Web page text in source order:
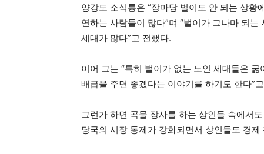
양강도 소식통은 “장마당 벌이도 안 되는 상
연하는 사람들이 많다”며 “벌이가 그나마 되
세대가 많다”고 전했다.
이어 그는 “특히 벌이가 없는 노인 세대들은
배급을 주면 좋겠다는 이야기를 하기도 한다”
그런가 하면 곡물 장사를 하는 상인들 속에서
당국의 시장 통제가 강화되면서 상인들도 경